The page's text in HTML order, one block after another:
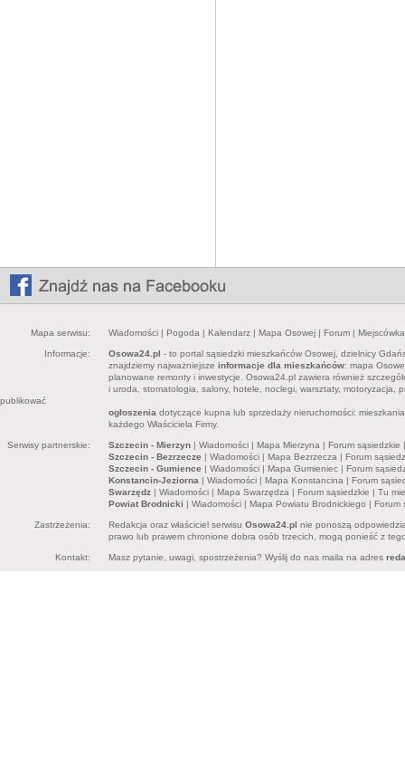
Mapa serwisu: Wiadomości | Pogoda | Kalendarz | Mapa Osowej | Forum | Miejscówka
Informacje: Osowa24.pl - to portal sąsiedzki mieszkańców Osowej, dzielnicy
znajdziemy najważniejsze informacje dla mieszkańców: mapa
planowane remonty i inwestycje. Osowa24.pl zawiera również
i uroda, stomatologia, salony, hotele, noclegi, warsztaty, motoryzacja,
publikować
ogłoszenia dotyczące kupna lub sprzedaży nieruchomości:
każdego Właściciela Firmy.
Serwisy partnerskie: Szczecin - Mierzyn | Wiadomości | Mapa Mierzyna | Forum sąsiedzkie
Szczecin - Bezrzecze | Wiadomości | Mapa Bezrzecza | Forum
Szczecin - Gumience | Wiadomości | Mapa Gumieniec | Forum
Konstancin-Jeziorna | Wiadomości | Mapa Konstancina | Forum
Swarzędz | Wiadomości | Mapa Swarzędza | Forum sąsiedzkie | Tu
Powiat Brodnicki | Wiadomości | Mapa Powiatu Brodnickiego | Forum
Zastrzeżenia: Redakcja oraz właściciel serwisu Osowa24.pl nie ponoszą
prawo lub prawem chronione dobra osób trzecich, mogą ponieść z
Kontakt: Masz pytanie, uwagi, spostrzeżenia? Wyślij do nas maila na adres